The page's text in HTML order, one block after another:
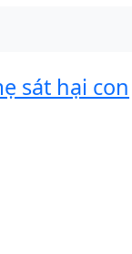
sát hại con